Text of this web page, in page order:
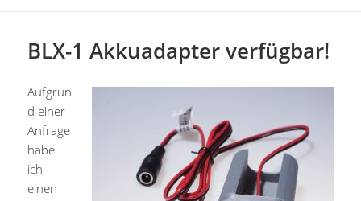
BLX-1 Akkuadapter verfügbar!
Aufgrun
d einer
Anfrage
habe
ich
einen